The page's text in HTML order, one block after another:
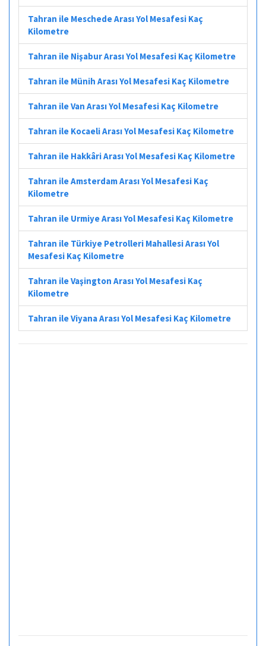
Tahran ile Meschede Arası Yol Mesafesi Kaç
Kilometre
Tahran ile Nişabur Arası Yol Mesafesi Kaç Kilometre
Tahran ile Münih Arası Yol Mesafesi Kaç Kilometre
Tahran ile Van Arası Yol Mesafesi Kaç Kilometre
Tahran ile Kocaeli Arası Yol Mesafesi Kaç Kilometre
Tahran ile Hakkâri Arası Yol Mesafesi Kaç Kilometre
Tahran ile Amsterdam Arası Yol Mesafesi Kaç
Kilometre
Tahran ile Urmiye Arası Yol Mesafesi Kaç Kilometre
Tahran ile Türkiye Petrolleri Mahallesi Arası Yol
Mesafesi Kaç Kilometre
Tahran ile Vaşington Arası Yol Mesafesi Kaç
Kilometre
Tahran ile Viyana Arası Yol Mesafesi Kaç Kilometre